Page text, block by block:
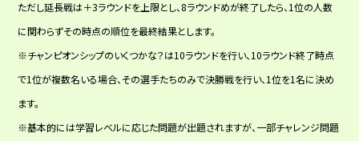
ただし延長戦は＋3ラウンドを上限とし、8ラウンドめが終了したら、1位の人数
に関わらずその時点の順位を最終結果とします。
※チャンピオンシップのいくつかな？は10ラウンドを行い、10ラウンド終了時点
で1位が複数名いる場合、その選手たちのみで決勝戦を行い、1位を1名に決め
ます。
※基本的には学習レベルに応じた問題が出題されますが、一部チャレンジ問題